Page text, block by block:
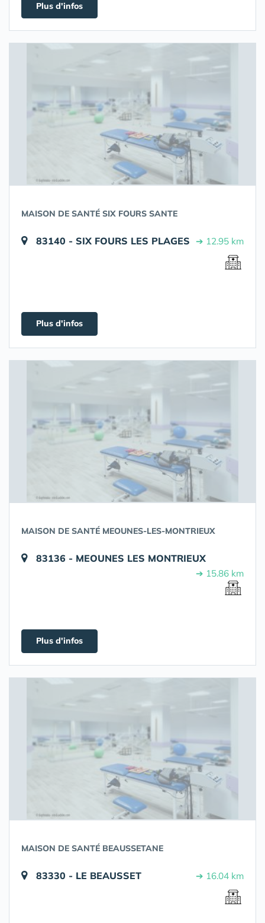
Plus d'infos
MAISON DE SANTÉ SIX FOURS SANTE
83140 - SIX FOURS LES PLAGES ➔ 12.95 km
Plus d'infos
MAISON DE SANTÉ MEOUNES-LES-MONTRIEUX
83136 - MEOUNES LES MONTRIEUX
➔ 15.86 km
Plus d'infos
MAISON DE SANTÉ BEAUSSETANE
83330 - LE BEAUSSET ➔ 16.04 km